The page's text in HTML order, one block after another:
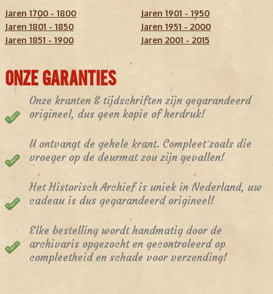
Jaren 1700 - 1800
Jaren 1801 - 1850
Jaren 1851 - 1900
Jaren 1901 - 1950
Jaren 1951 - 2000
Jaren 2001 - 2015
ONZE GARANTIES
Onze kranten & tijdschriften zijn gegarandeerd
origineel, dus geen kopie of herdruk!
U ontvangt de gehele krant. Compleet zoals die
vroeger op de deurmat zou zijn gevallen!
Het Historisch Archief is uniek in Nederland, uw
cadeau is dus gegarandeerd origineel!
Elke bestelling wordt handmatig door de
archivaris opgezocht en gecontroleerd op
compleetheid en schade voor verzending!